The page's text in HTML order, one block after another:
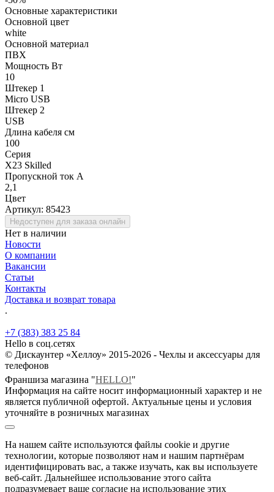
Основные характеристики
Основной цвет
white
Основной материал
ПВХ
Мощность Вт
10
Штекер 1
Micro USB
Штекер 2
USB
Длина кабеля см
100
Серия
X23 Skilled
Пропускной ток А
2,1
Цвет
Артикул: 85423
Недоступен для заказа онлайн
Нет в наличии
Новости
О компании
Вакансии
Статьи
Контакты
Доставка и возврат товара
.
+7 (383) 383 25 84
Hello в соц.сетях
© Дискаунтер «Хеллоу» 2015-2026 - Чехлы и аксессуары для
телефонов
Франшиза магазина "HELLO!"
Информация на сайте носит информационный характер и не
является публичной офертой. Актуальные цены и условия
уточняйте в розничных магазинах
На нашем сайте используются файлы cookie и другие
технологии, которые позволяют нам и нашим партнёрам
идентифицировать вас, а также изучать, как вы используете
веб-сайт. Дальнейшее использование этого сайта
подразумевает ваше согласие на использование этих